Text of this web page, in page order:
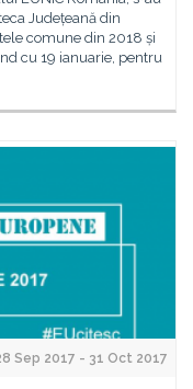
Județeană din
comune din 2018 și
cu 19 ianuarie, pentru
Sep 2017 - 31 Oct 2017